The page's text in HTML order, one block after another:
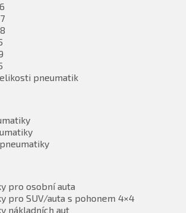
pneumatik
pro osobní auta
pro SUV/auta s pohonem 4×4
nákladních aut